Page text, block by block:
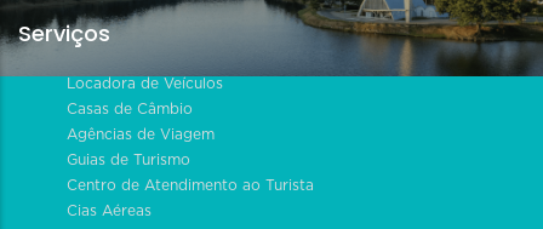
Serviços
Locadora de Veículos
Casas de Câmbio
Agências de Viagem
Guias de Turismo
Centro de Atendimento ao Turista
Cias Aéreas